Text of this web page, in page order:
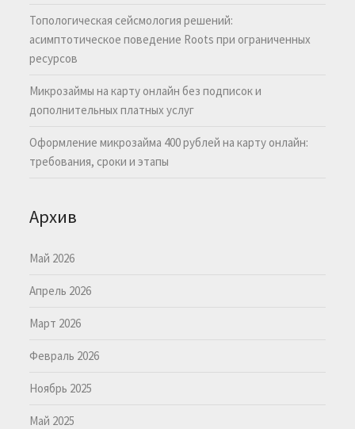
Топологическая сейсмология решений:
асимптотическое поведение Roots при ограниченных
ресурсов
Микрозаймы на карту онлайн без подписок и
дополнительных платных услуг
Оформление микрозайма 400 рублей на карту онлайн:
требования, сроки и этапы
Архив
Май 2026
Апрель 2026
Март 2026
Февраль 2026
Ноябрь 2025
Май 2025